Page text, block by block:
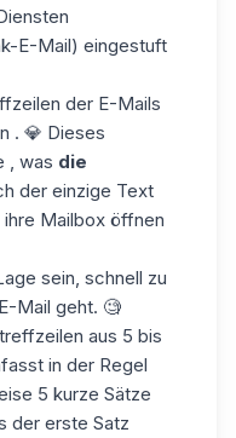
E-Mail) eingestuft
der E-Mails
. 💎 Dieses
, was die
der einzige Text
Mailbox öffnen
sein, schnell zu
Mail geht. 🧐
aus 5 bis
in der Regel
5 kurze Sätze
der erste Satz